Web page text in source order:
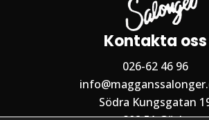
Kontakta oss
026-62 46 96
Södra Kungsgatan